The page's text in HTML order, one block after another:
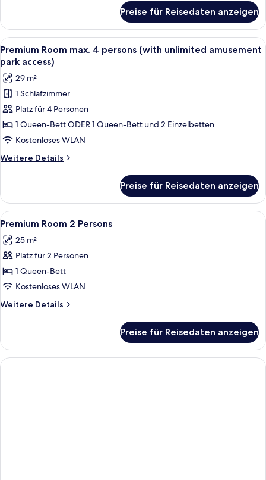
park
access)
anzeigen
Room
max.
3
persons
(with
unlimited
amusement
park
access)
Preise für Reisedaten anzeigen
Alle
Fotos
für
Premium
Room
max.
4
persons
(with
unlimited
park
access)
anzeigen
Ein Hotelzimmer mit zwei Betten,
5
Premium Room max. 4 persons (with unlimited amusement
park access)
29 m²
1 Schlafzimmer
Platz für 4 Personen
1 Queen-Bett ODER 1 Queen-Bett und 2 Einzelbetten
Kostenloses WLAN
Weitere Details
Weitere
Room
max.
4
(with
unlimited
park
access)
Preise für Reisedaten anzeigen
Alle
Fotos
für
Premium
Room
2
Persons
anzeigen
Ein Hotelzimmer mit einem großen
5
Premium Room 2 Persons
25 m²
Platz für 2 Personen
1 Queen-Bett
Kostenloses WLAN
Weitere Details
Weitere
Room
Persons
Preise für Reisedaten anzeigen